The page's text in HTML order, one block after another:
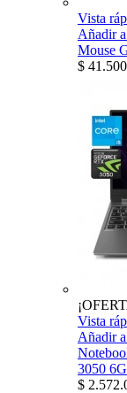
Vista
Añadir
Mouse
$ 41.500
Vista
Añadir
3050
$